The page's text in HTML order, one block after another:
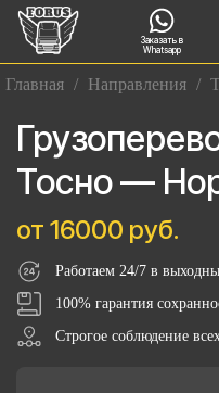
Заказать в
Whatsapp
Главная / Направления /
Тосно —
от 16000 руб.
Работаем 24/7 в
100% гарантия
Строгое соблюдение